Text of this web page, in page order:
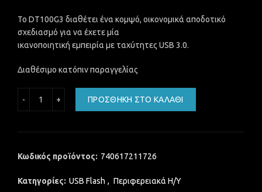
Το DT100G3 διαθέτει ένα κομψό, οικονομικά αποδοτικό
σχεδιασμό για να έχετε μία
ικανοποιητική εμπειρία με ταχύτητες USB 3.0.
Διαθέσιμο κατόπιν παραγγελίας
ΠΡΟΣΘΉΚΗ ΣΤΟ ΚΑΛΆΘΙ
Κωδικός προϊόντος: 740617211726
Κατηγορίες: USB Flash , Περιφερειακά Η/Υ